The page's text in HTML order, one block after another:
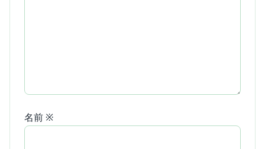
名前 ※